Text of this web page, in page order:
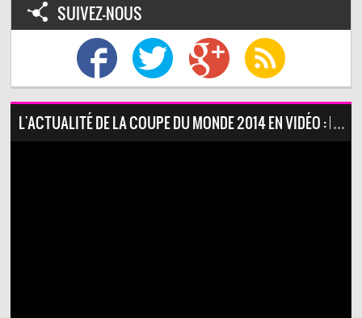
SUIVEZ-NOUS
L'ACTUALITÉ DE LA COUPE DU MONDE 2014 EN VIDÉO : LA